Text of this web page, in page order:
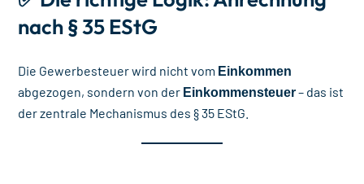
nach § 35 EStG
Die Gewerbesteuer wird nicht vom Einkommen
abgezogen, sondern von der Einkommensteuer– das ist
der zentrale Mechanismus des § 35 EStG.